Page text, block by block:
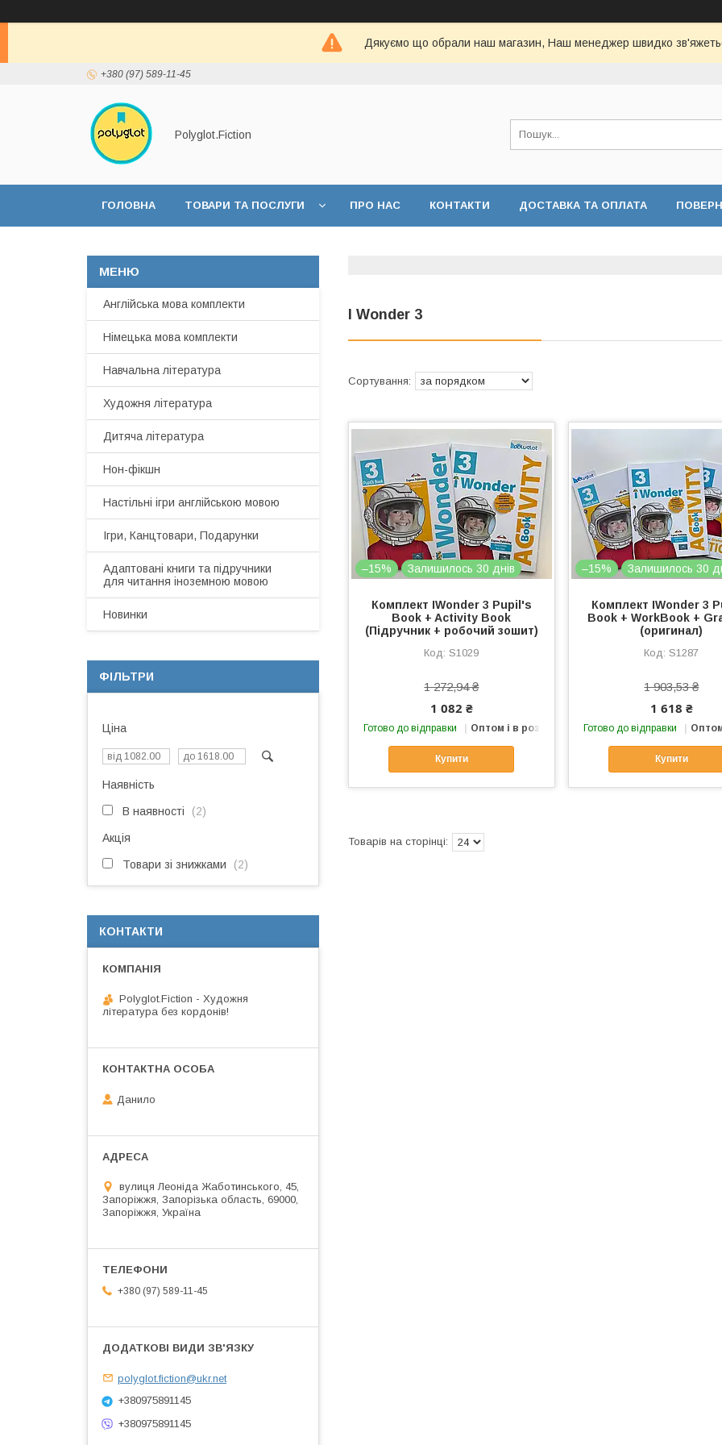
Дякуємо що обрали наш магазин, Наш менеджер швидко
+380 (97) 589-11-45
Polyglot.Fiction
ГОЛОВНА ТОВАРИ ТА ПОСЛУГИ ПРО НАС КОНТАКТИ ДОСТАВКА ТА ОПЛАТА
I Wonder 3
–15% Залишилось 30 днів
Комплект IWonder 3 Pupil's
Book + Activity Book
(Підручник + робочий зошит)
S1029
1 272,94 ₴
1 082 ₴
Готово до відправки Оптом і в роздріб
Купити
–15% Залишилось 30
Комплект IWonder 3
Book + WorkBook +
(оригинал)
S1287
1 903,53 ₴
1 618 ₴
Готово до відправки Оптом
Купити
Англійська мова комплекти
Німецька мова комплекти
Навчальна література
Художня література
Дитяча література
Нон-фікшн
Настільні ігри англійською мовою
Ігри, Канцтовари, Подарунки
Адаптовані книги та підручники
для читання іноземною мовою
Новинки
ФІЛЬТРИ
Ціна
Наявність
В наявності 2
Акція
Товари зі знижками 2
КОНТАКТИ
Polyglot.Fiction - Художня
література без кордонів!
Данило
вулиця Леоніда Жаботинського, 45,
Запоріжжя, Запорізька область, 69000,
Запоріжжя, Україна
+380 (97) 589-11-45
polyglot.fiction@ukr.net
+380975891145
+380975891145